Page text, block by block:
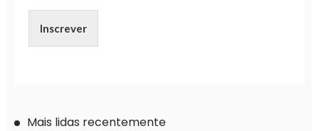
Inscrever
Mais lidas recentemente